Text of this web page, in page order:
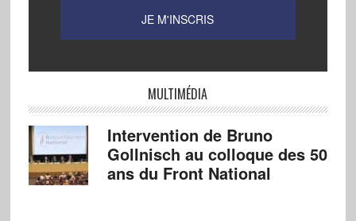
MULTIMÉDIA
Intervention de Bruno
Gollnisch au colloque des 50
ans du Front National